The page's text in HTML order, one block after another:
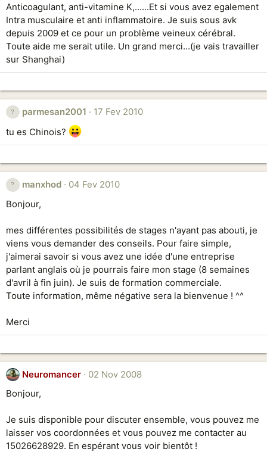
Anticoagulant, anti-vitamine K,......Et si vous avez egalement
Intra musculaire et anti inflammatoire. Je suis sous avk
depuis 2009 et ce pour un problème veineux cérébral.
Toute aide me serait utile. Un grand merci...(je vais travailler
sur Shanghai)
parmesan2001
17 Fev 2010
tu es Chinois?
manxhod
04 Fev 2010
Bonjour,
mes différentes possibilités de stages n'ayant pas abouti, je
viens vous demander des conseils. Pour faire simple,
j'aimerai savoir si vous avez une idée d'une entreprise
parlant anglais où je pourrais faire mon stage (8 semaines
d'avril à fin juin). Je suis de formation commerciale.
Toute information, même négative sera la bienvenue ! ^^
Merci
Neuromancer
02 Nov 2008
Bonjour,
Je suis disponible pour discuter ensemble, vous pouvez me
laisser vos coordonnées et vous pouvez me contacter au
15026628929. En espérant vous voir bientôt !